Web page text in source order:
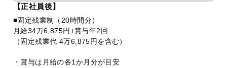
【正社員後】
■固定残業制（20時間分）
月給34万6,875円+賞与年2回
（固定残業代 4万6,875円を含む）
・賞与は月給の各1か月分が目安